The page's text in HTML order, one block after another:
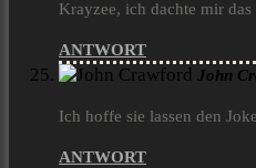
Krayzee, ich dachte mir
ANTWORT
John
Ich hoffe sie lassen den
ANTWORT